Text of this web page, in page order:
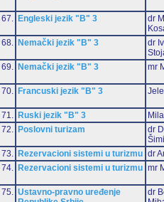
67. Engleski jezik "B" 3
dr
68.
Nemački jezik "B" 3
dr
69.
Nemački jezik "B" 3 mr
70. Francuski jezik "B" 3
71. Ruski jezik "B" 3
72.
Poslovni turizam
dr
73.
Rezervacioni sistemi u turizmu dr
74.
Rezervacioni sistemi u turizmu mr
75.
Ustavno-pravno uređenje
dr